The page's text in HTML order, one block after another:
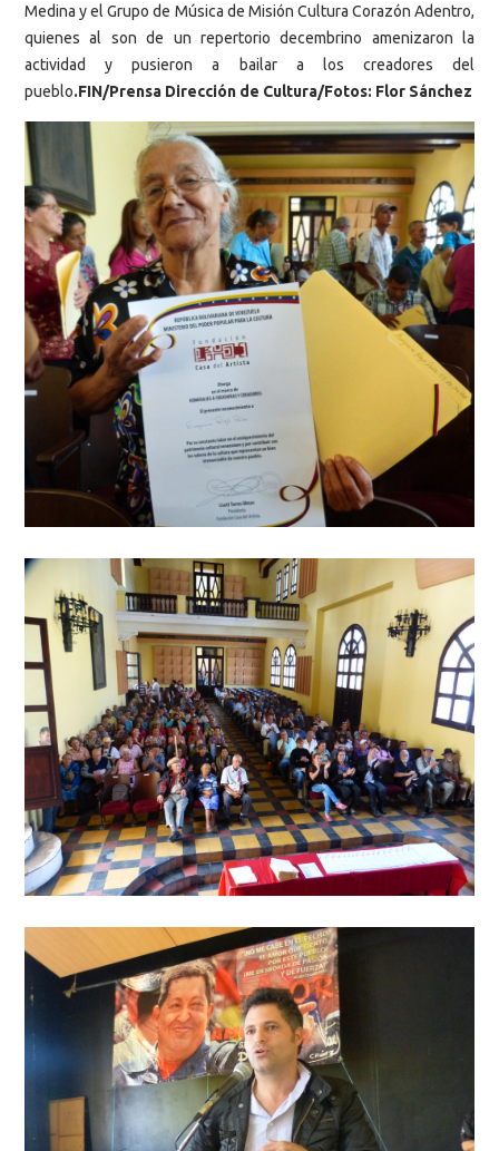
Medina y el Grupo de Música de Misión Cultura Corazón Adentro,
quienes al son de un repertorio decembrino amenizaron la
actividad y pusieron a bailar a los creadores del
pueblo.FIN/Prensa Dirección de Cultura/Fotos: Flor Sánchez